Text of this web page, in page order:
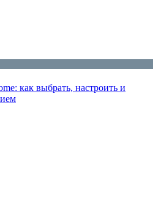
как выбрать, настроить и